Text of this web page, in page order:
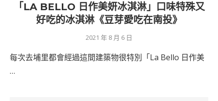
「LA BELLO 日作美妍冰淇淋」口味特殊又
好吃的冰淇淋《豆芽愛吃在南投》
2021 年 8 月 6 日
每次去埔里都會經過這間建築物很特別「La Bello 日作美
…